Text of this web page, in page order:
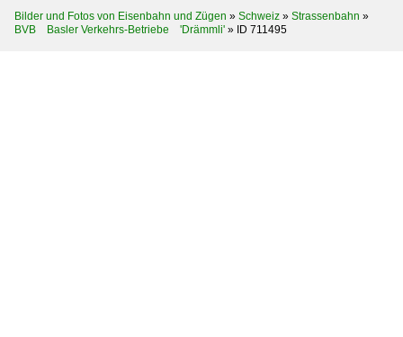
Bilder und Fotos von Eisenbahn und Zügen » Schweiz » Strassenbahn »
BVB Basler Verkehrs-Betriebe 'Drämmli' » ID 711495